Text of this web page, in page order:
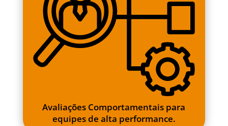
Avaliações Comportamentais para
equipes de alta performance.